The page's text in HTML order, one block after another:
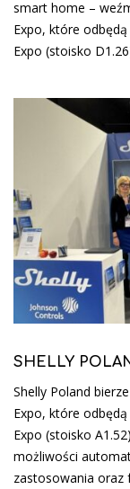
smart home –
Expo, które
Expo (stoisko
SHELLY
Shelly Poland
Expo, które
Expo (stoisko
możliwości
zastosowania oraz